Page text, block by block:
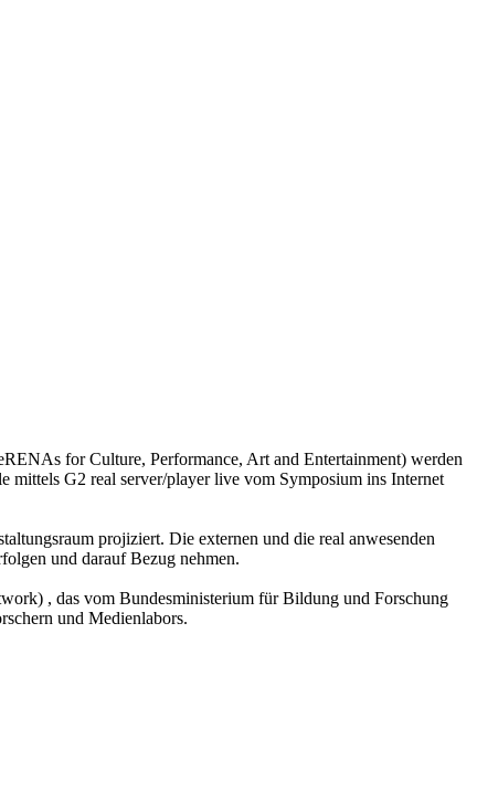
for Culture, Performance, Art and Entertainment) werden
mittels G2 real server/player live vom Symposium ins Internet
projiziert. Die externen und die real anwesenden
und darauf Bezug nehmen.
, das vom Bundesministerium für Bildung und Forschung
und Medienlabors.